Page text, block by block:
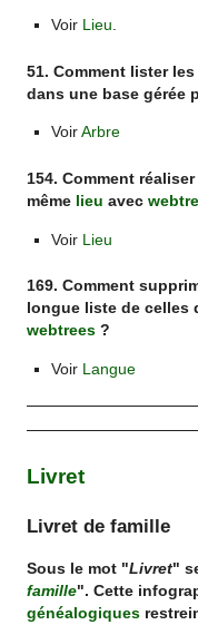
Voir Lieu
51. Comment lister
dans une base gérée
VoirArbre
154. Comment
même lieu avec
Voir Lieu
169. Comment
longue liste de
webtrees ?
Voir Langue
Livret
Livret de famille
Sous le mot "Livret"
famille". Cette
généalogiques